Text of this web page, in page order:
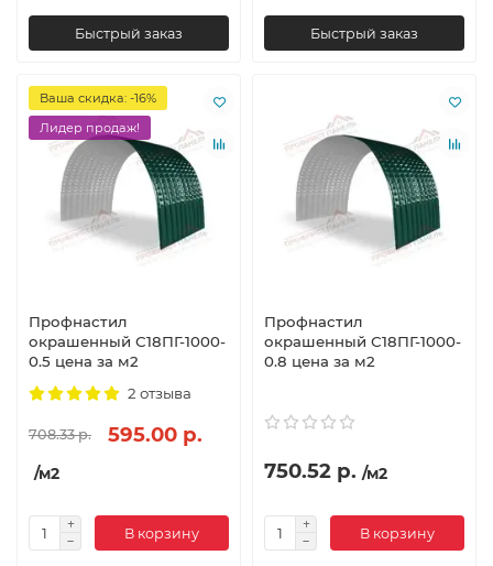
Быстрый заказ Быстрый заказ
Ваша скидка: -16%
Лидер продаж!
Профнастил
окрашенный С18ПГ-1000-
0.5 цена за м2
2 отзыва
708.33 р. 595.00 р.
/м2
В корзину
Профнастил
окрашенный С18ПГ-1000-
0.8 цена за м2
750.52 р. /м2
В корзину